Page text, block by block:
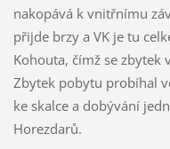
nakopává k vnitřnímu
přijde brzy a VK je tu
Kohouta, čímž se zbytek
Zbytek pobytu probíhal
ke skalce a dobývání
Horezdarů.